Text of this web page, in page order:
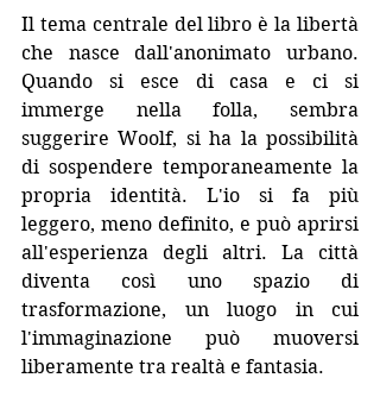
Il tema centrale del libro è la libertà
che nasce dall'anonimato urbano.
Quando si esce di casa e ci si
immerge nella folla, sembra
suggerire Woolf, si ha la possibilità
di sospendere temporaneamente la
propria identità. L'io si fa più
leggero, meno definito, e può aprirsi
all'esperienza degli altri. La città
diventa così uno spazio di
trasformazione, un luogo in cui
l'immaginazione può muoversi
liberamente tra realtà e fantasia.